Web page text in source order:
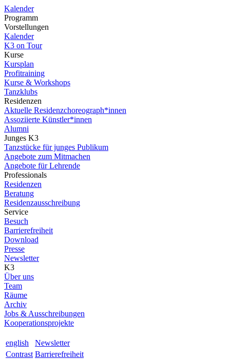
Kalender
Programm
Vorstellungen
Kalender
K3 on Tour
Kurse
Kursplan
Profitraining
Kurse & Workshops
Tanzklubs
Residenzen
Aktuelle Residenzchoreograph*innen
Assoziierte Künstler*innen
Alumni
Junges K3
Tanzstücke für junges Publikum
Angebote zum Mitmachen
Angebote für Lehrende
Professionals
Residenzen
Beratung
Residenzausschreibung
Service
Besuch
Barrierefreiheit
Download
Presse
Newsletter
K3
Über uns
Team
Räume
Archiv
Jobs & Ausschreibungen
Kooperationsprojekte
english
Newsletter
Contrast Barrierefreiheit